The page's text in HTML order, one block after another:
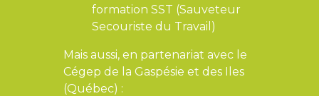
formation SST (Sauveteur
Secouriste du Travail)
Mais aussi, en partenariat avec le
Cégep de la Gaspésie et des Iles
(Québec) :